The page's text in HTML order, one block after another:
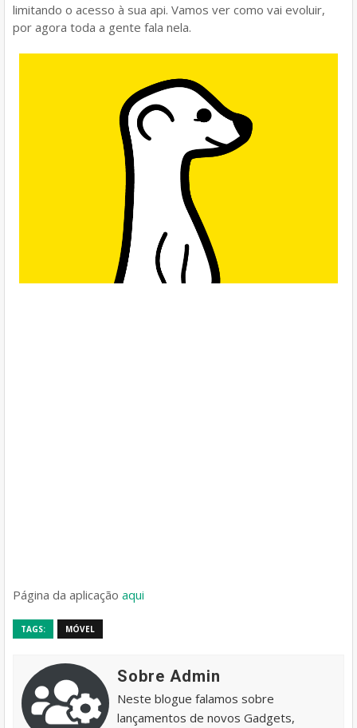
limitando o acesso à sua api. Vamos ver como vai evoluir,
por agora toda a gente fala nela.
Página da aplicação aqui
TAGS: MÓVEL
Sobre Admin
Neste blogue falamos sobre
lançamentos de novos Gadgets,